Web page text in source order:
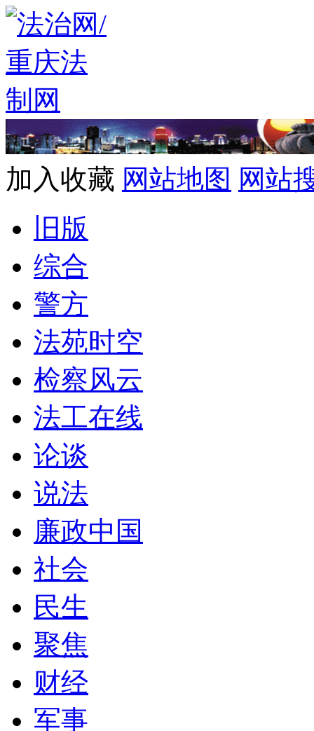
加入收藏 网站地图 网站
旧版
综合
警方
法苑时空
检察风云
法工在线
论谈
说法
廉政中国
社会
民生
聚焦
财经
军事